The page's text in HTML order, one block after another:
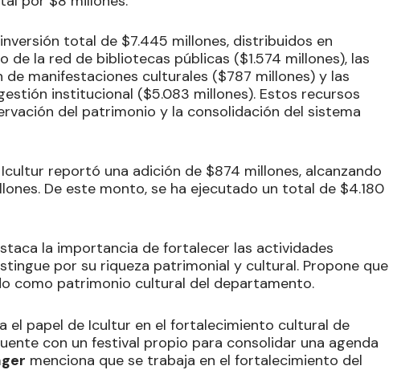
total de $7.445 millones, distribuidos en
la red de bibliotecas públicas ($1.574 millones), las
manifestaciones culturales ($787 millones) y las
institucional ($5.083 millones). Estos recursos
del patrimonio y la consolidación del sistema
reportó una adición de $874 millones, alcanzando
De este monto, se ha ejecutado un total de $4.180
la importancia de fortalecer las actividades
por su riqueza patrimonial y cultural. Propone que
como patrimonio cultural del departamento.
el papel de Icultur en el fortalecimiento cultural de
con un festival propio para consolidar una agenda
menciona que se trabaja en el fortalecimiento del